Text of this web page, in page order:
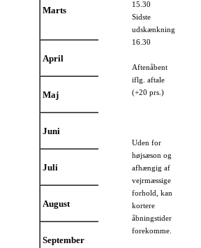
Marts
Åbner 19. marts 2026
April
Maj
Juni
Juli
August
September
15.30
Sidste
udskænkning
16.30
Aftenåbent
iflg. aftale
(+20 prs.)
Uden for
højsæson og
afhængig af
vejrmæssige
forhold, kan
kortere
åbningstider
forekomme.